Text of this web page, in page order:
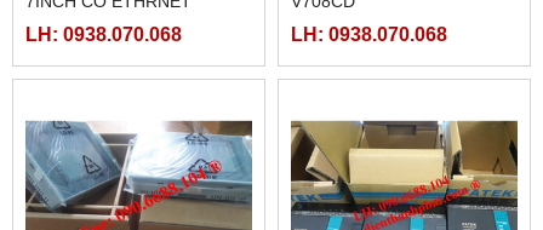
LH: 0938.070.068 LH: 0938.070.068